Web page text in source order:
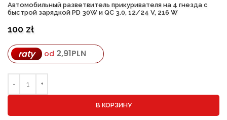
Автомобильный разветвитель прикуривателя на 4 гнезда с
быстрой зарядкой PD 30W и QC 3.0, 12/24 V, 216 W
100 zł
raty od 2,91PLN
В КОРЗИНУ